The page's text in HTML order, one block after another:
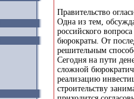
Правительство
Одна из тем,
российского
бюрократы. От
решительным
Сегодня на пути
сложной
реализацию
строительству